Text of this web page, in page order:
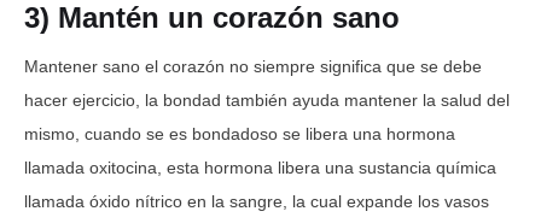
3) Mantén un corazón sano
Mantener sano el corazón no siempre significa que se debe
hacer ejercicio, la bondad también ayuda mantener la salud del
mismo, cuando se es bondadoso se libera una hormona
llamada oxitocina, esta hormona libera una sustancia química
llamada óxido nítrico en la sangre, la cual expande los vasos